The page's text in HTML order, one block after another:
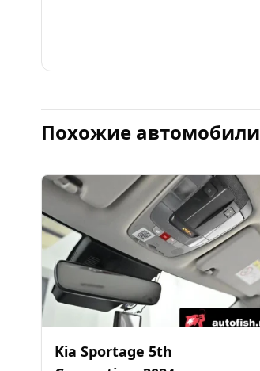
Похожие автомобили
Kia Sportage 5th